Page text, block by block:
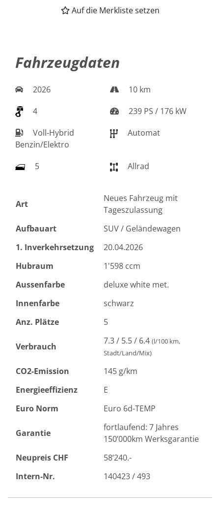
Auf die Merkliste setzen
Fahrzeugdaten
2026
10 km
4
239 PS / 176 kW
Voll-Hybrid
Benzin/Elektro
Automat
5 Allrad
Art
Neues Fahrzeug mit
Tageszulassung
Aufbauart
SUV / Geländewagen
1. Inverkehrsetzung
20.04.2026
Hubraum
1'598 ccm
Aussenfarbe
deluxe white met.
Innenfarbe
schwarz
Anz. Plätze
5
Verbrauch
7.3 / 5.5 / 6.4 (l/100 km,
Stadt/Land/Mix)
CO2-Emission
145 g/km
Energieeffizienz
E
Euro Norm
Euro 6d-TEMP
Garantie
fortlaufend: 7 Jahres
150’000km Werksgarantie
Neupreis CHF
58’240.-
Intern-Nr.
140423 / 493